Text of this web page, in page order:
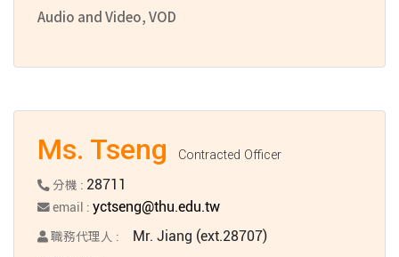
Audio and Video, VOD
Ms. Tseng Contracted Officer
分機 : 28711
email :yctseng@thu.edu.tw
職務代理人 : Mr. Jiang (ext.28707)